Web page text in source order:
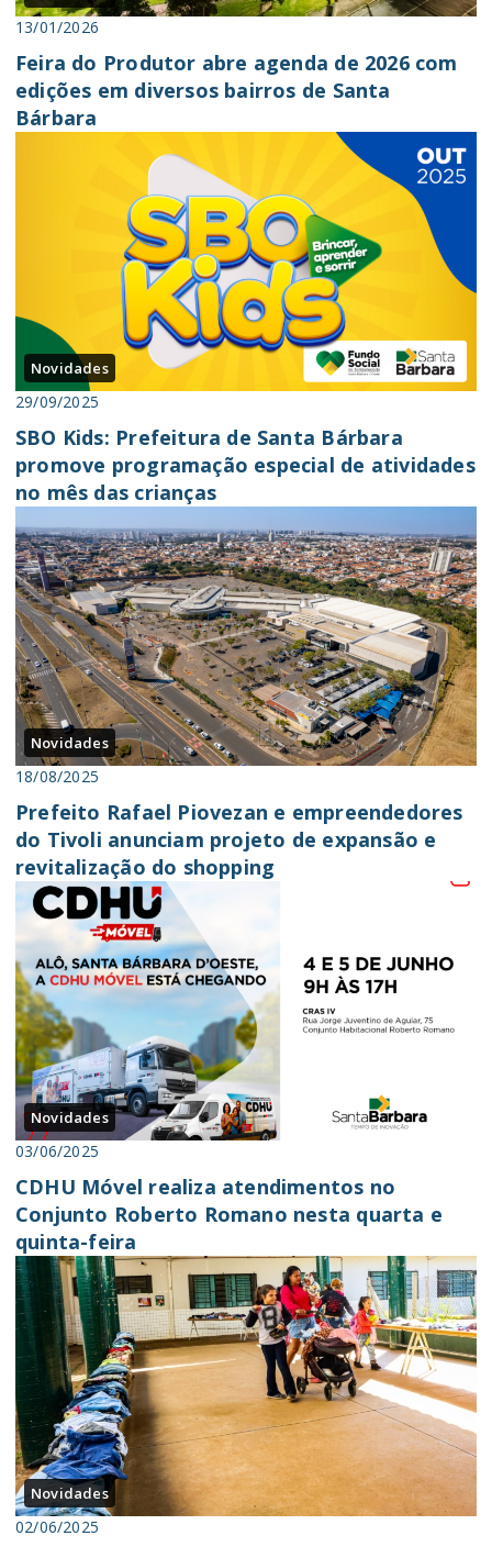
13/01/2026
Feira do Produtor abre agenda de 2026 com
edições em diversos bairros de Santa
Bárbara
Novidades
29/09/2025
SBO Kids: Prefeitura de Santa Bárbara
promove programação especial de atividades
no mês das crianças
Novidades
18/08/2025
Prefeito Rafael Piovezan e empreendedores
do Tivoli anunciam projeto de expansão e
revitalização do shopping
Novidades
03/06/2025
CDHU Móvel realiza atendimentos no
Conjunto Roberto Romano nesta quarta e
quinta-feira
Novidades
02/06/2025